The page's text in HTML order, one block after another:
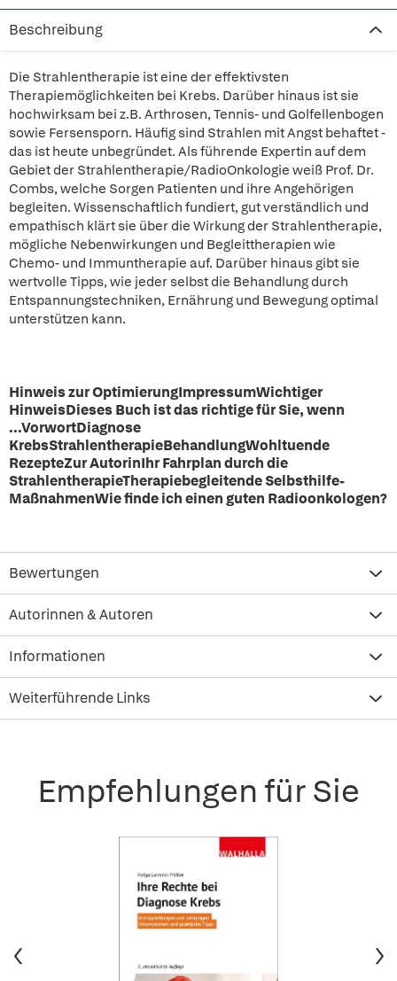
Beschreibung
Die Strahlentherapie ist eine der effektivsten
Therapiemöglichkeiten bei Krebs. Darüber hinaus ist sie
hochwirksam bei z.B. Arthrosen, Tennis- und Golfellenbogen
sowie Fersensporn. Häufig sind Strahlen mit Angst behaftet -
das ist heute unbegründet. Als führende Expertin auf dem
Gebiet der Strahlentherapie/RadioOnkologie weiß Prof. Dr.
Combs, welche Sorgen Patienten und ihre Angehörigen
begleiten. Wissenschaftlich fundiert, gut verständlich und
empathisch klärt sie über die Wirkung der Strahlentherapie,
mögliche Nebenwirkungen und Begleittherapien wie
Chemo- und Immuntherapie auf. Darüber hinaus gibt sie
wertvolle Tipps, wie jeder selbst die Behandlung durch
Entspannungstechniken, Ernährung und Bewegung optimal
unterstützen kann.
Hinweis zur OptimierungImpressumWichtiger
HinweisDieses Buch ist das richtige für Sie, wenn
...VorwortDiagnose
KrebsStrahlentherapieBehandlungWohltuende
RezepteZur AutorinIhr Fahrplan durch die
StrahlentherapieTherapiebegleitende Selbsthilfe-
MaßnahmenWie finde ich einen guten Radioonkologen?
Bewertungen
Autorinnen & Autoren
Informationen
Weiterführende Links
Empfehlungen für Sie